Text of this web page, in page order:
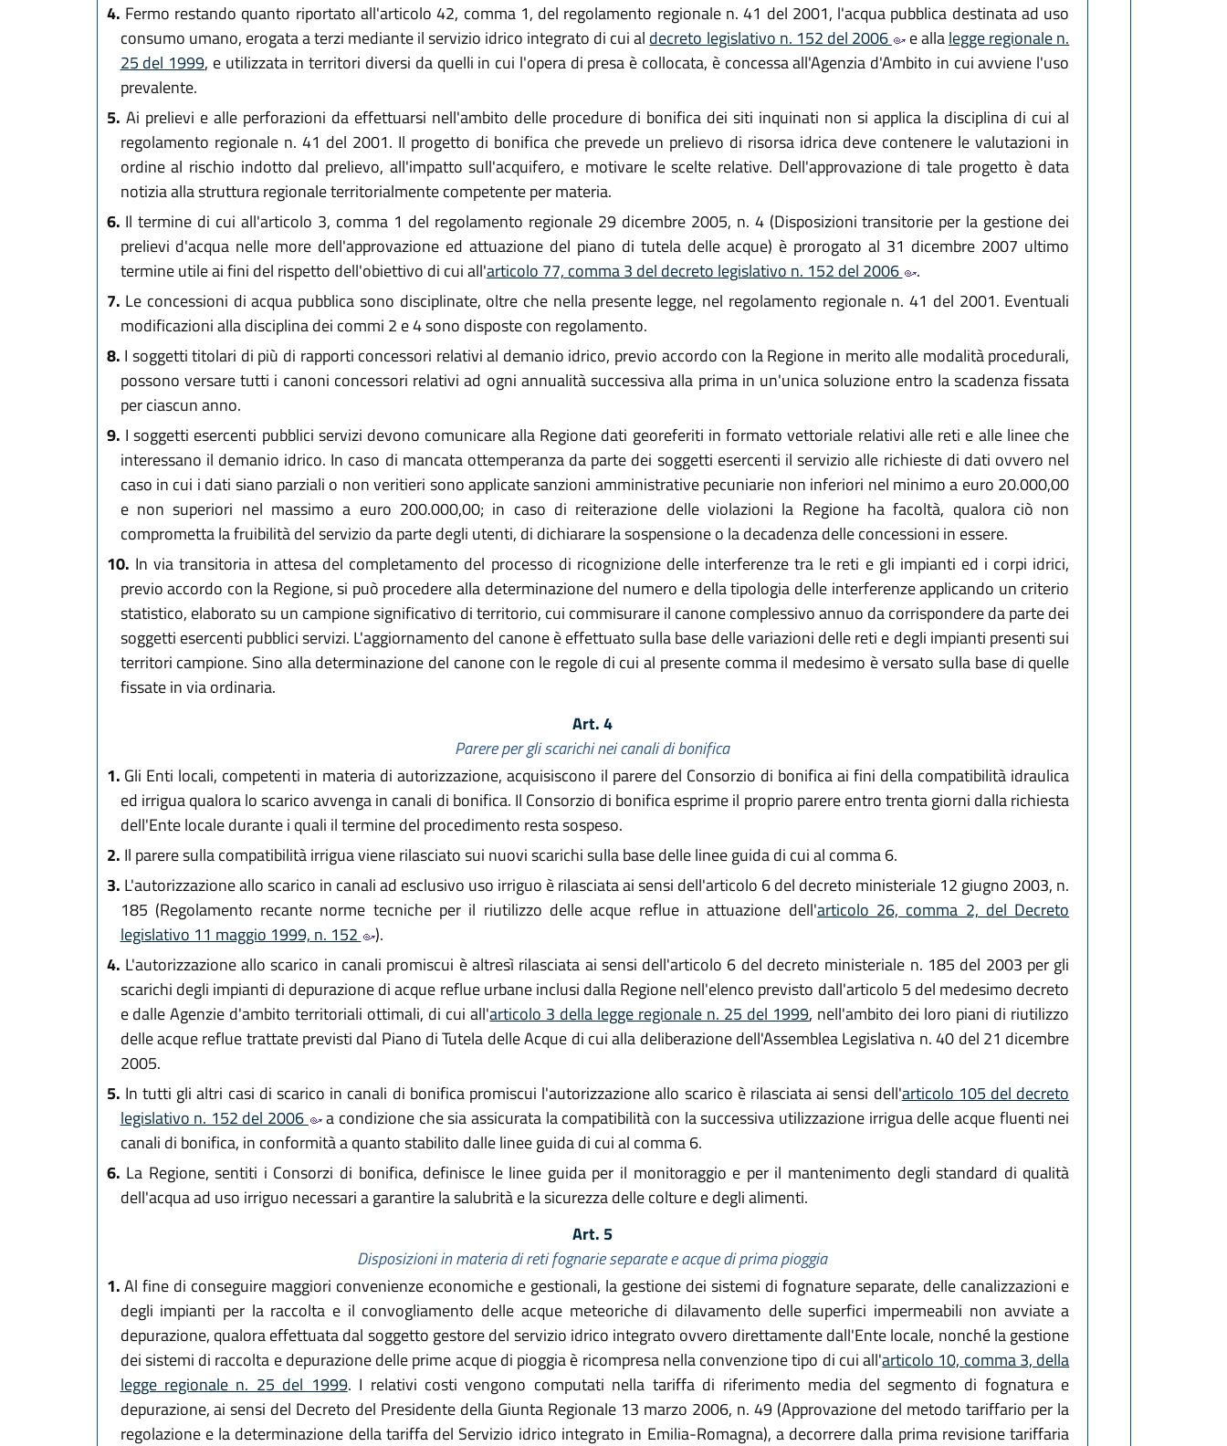
4. Fermo restando quanto riportato all'articolo 42, comma 1, del regolamento regionale n. 41 del 2001, l'acqua pubblica destinata ad uso
consumo umano, erogata a terzi mediante il servizio idrico integrato di cui al decreto legislativo n. 152 del 2006 e allalegge regionale n.
25 del 1999, e utilizzata in territori diversi da quelli in cui l'opera di presa è collocata, è concessa all'Agenzia d'Ambito in cui avviene l'uso
prevalente.
5. Ai prelievi e alle perforazioni da effettuarsi nell'ambito delle procedure di bonifica dei siti inquinati non si applica la disciplina di cui al
regolamento regionale n. 41 del 2001. Il progetto di bonifica che prevede un prelievo di risorsa idrica deve contenere le valutazioni in
ordine al rischio indotto dal prelievo, all'impatto sull'acquifero, e motivare le scelte relative. Dell'approvazione di tale progetto è data
notizia alla struttura regionale territorialmente competente per materia.
6. Il termine di cui all'articolo 3, comma 1 del regolamento regionale 29 dicembre 2005, n. 4 (Disposizioni transitorie per la gestione dei
prelievi d'acqua nelle more dell'approvazione ed attuazione del piano di tutela delle acque) è prorogato al 31 dicembre 2007 ultimo
termine utile ai fini del rispetto dell'obiettivo di cui all'articolo 77, comma 3 del decreto legislativo n. 152 del 2006
.
7. Le concessioni di acqua pubblica sono disciplinate, oltre che nella presente legge, nel regolamento regionale n. 41 del 2001. Eventuali
modificazioni alla disciplina dei commi 2 e 4 sono disposte con regolamento.
8. I soggetti titolari di più di rapporti concessori relativi al demanio idrico, previo accordo con la Regione in merito alle modalità procedurali,
possono versare tutti i canoni concessori relativi ad ogni annualità successiva alla prima in un'unica soluzione entro la scadenza fissata
per ciascun anno.
9. I soggetti esercenti pubblici servizi devono comunicare alla Regione dati georeferiti in formato vettoriale relativi alle reti e alle linee che
interessano il demanio idrico. In caso di mancata ottemperanza da parte dei soggetti esercenti il servizio alle richieste di dati ovvero nel
caso in cui i dati siano parziali o non veritieri sono applicate sanzioni amministrative pecuniarie non inferiori nel minimo a euro 20.000,00
e non superiori nel massimo a euro 200.000,00; in caso di reiterazione delle violazioni la Regione ha facoltà, qualora ciò non
comprometta la fruibilità del servizio da parte degli utenti, di dichiarare la sospensione o la decadenza delle concessioni in essere.
10. In via transitoria in attesa del completamento del processo di ricognizione delle interferenze tra le reti e gli impianti ed i corpi idrici,
previo accordo con la Regione, si può procedere alla determinazione del numero e della tipologia delle interferenze applicando un criterio
statistico, elaborato su un campione significativo di territorio, cui commisurare il canone complessivo annuo da corrispondere da parte dei
soggetti esercenti pubblici servizi. L'aggiornamento del canone è effettuato sulla base delle variazioni delle reti e degli impianti presenti sui
territori campione. Sino alla determinazione del canone con le regole di cui al presente comma il medesimo è versato sulla base di quelle
fissate in via ordinaria.
Art. 4
Parere per gli scarichi nei canali di bonifica
1. Gli Enti locali, competenti in materia di autorizzazione, acquisiscono il parere del Consorzio di bonifica ai fini della compatibilità idraulica
ed irrigua qualora lo scarico avvenga in canali di bonifica. Il Consorzio di bonifica esprime il proprio parere entro trenta giorni dalla richiesta
dell'Ente locale durante i quali il termine del procedimento resta sospeso.
2. Il parere sulla compatibilità irrigua viene rilasciato sui nuovi scarichi sulla base delle linee guida di cui al comma 6.
3. L'autorizzazione allo scarico in canali ad esclusivo uso irriguo è rilasciata ai sensi dell'articolo 6 del decreto ministeriale 12 giugno 2003, n.
185 (Regolamento recante norme tecniche per il riutilizzo delle acque reflue in attuazione dell'articolo 26, comma 2, del Decreto
legislativo 11 maggio 1999, n. 152
).
4. L'autorizzazione allo scarico in canali promiscui è altresì rilasciata ai sensi dell'articolo 6 del decreto ministeriale n. 185 del 2003 per gli
scarichi degli impianti di depurazione di acque reflue urbane inclusi dalla Regione nell'elenco previsto dall'articolo 5 del medesimo decreto
e dalle Agenzie d'ambito territoriali ottimali, di cui all'articolo 3 della legge regionale n. 25 del 1999, nell'ambito dei loro piani di riutilizzo
delle acque reflue trattate previsti dal Piano di Tutela delle Acque di cui alla deliberazione dell'Assemblea Legislativa n. 40 del 21 dicembre
2005.
5. In tutti gli altri casi di scarico in canali di bonifica promiscui l'autorizzazione allo scarico è rilasciata ai sensi dell'articolo 105 del decreto
legislativo n. 152 del 2006
a condizione che sia assicurata la compatibilità con la successiva utilizzazione irrigua delle acque fluenti nei
canali di bonifica, in conformità a quanto stabilito dalle linee guida di cui al comma 6.
6. La Regione, sentiti i Consorzi di bonifica, definisce le linee guida per il monitoraggio e per il mantenimento degli standard di qualità
dell'acqua ad uso irriguo necessari a garantire la salubrità e la sicurezza delle colture e degli alimenti.
Art. 5
Disposizioni in materia di reti fognarie separate e acque di prima pioggia
1.Al fine di conseguire maggiori convenienze economiche e gestionali, la gestione dei sistemi di fognature separate, delle canalizzazioni e
degli impianti per la raccolta e il convogliamento delle acque meteoriche di dilavamento delle superfici impermeabili non avviate a
depurazione, qualora effettuata dal soggetto gestore del servizio idrico integrato ovvero direttamente dall'Ente locale, nonché la gestione
dei sistemi di raccolta e depurazione delle prime acque di pioggia è ricompresa nella convenzione tipo di cui all'articolo 10, comma 3, della
legge regionale n. 25 del 1999. I relativi costi vengono computati nella tariffa di riferimento media del segmento di fognatura e
depurazione, ai sensi del Decreto del Presidente della Giunta Regionale 13 marzo 2006, n. 49 (Approvazione del metodo tariffario per la
regolazione e la determinazione della tariffa del Servizio idrico integrato in Emilia-Romagna), a decorrere dalla prima revisione tariffaria